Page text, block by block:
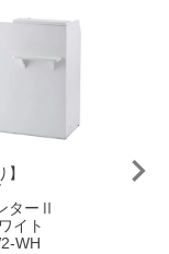
】
ターⅡ
イト
WH
テン